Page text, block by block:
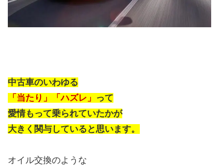
中古車のいわゆる
「当たり」「ハズレ」 って
愛情もって乗られていたかが
大きく関与していると思います。
オイル交換のような